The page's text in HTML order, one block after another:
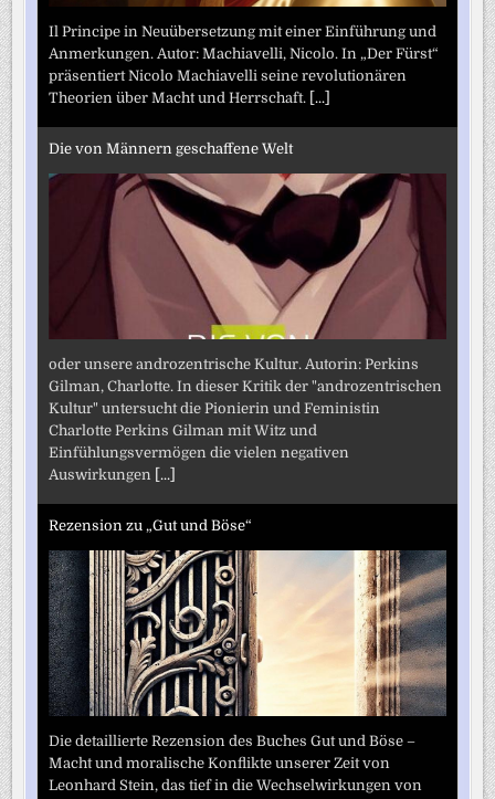
Il Principe in Neuübersetzung mit einer Einführung und
Anmerkungen. Autor: Machiavelli, Nicolo. In „Der Fürst“
präsentiert Nicolo Machiavelli seine revolutionären
Theorien über Macht und Herrschaft.
[...]
Die von Männern geschaffene Welt
oder unsere androzentrische Kultur. Autorin: Perkins
Gilman, Charlotte. In dieser Kritik der "androzentrischen
Kultur" untersucht die Pionierin und Feministin
Charlotte Perkins Gilman mit Witz und
Einfühlungsvermögen die vielen negativen
Auswirkungen
[...]
Rezension zu „Gut und Böse“
Die detaillierte Rezension des Buches Gut und Böse –
Macht und moralische Konflikte unserer Zeit von
Leonhard Stein, das tief in die Wechselwirkungen von